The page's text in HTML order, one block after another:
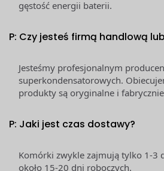
gęstość energii baterii.
P: Czy jesteś firmą handlową
Jesteśmy profesjonalnym
superkondensatorowych.
produkty są oryginalne i
P: Jaki jest czas dostawy?
Komórki zwykle zajmują tylko 1-3
około 15-20 dni roboczych.